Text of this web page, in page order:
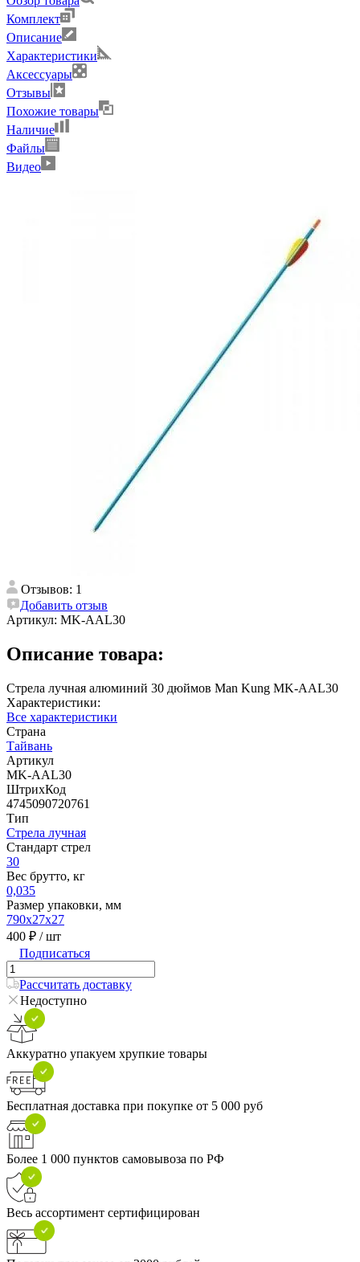
Комплект
Описание
Характеристики
Аксессуары
Отзывы
Похожие товары
Наличие
Файлы
Видео
Отзывов: 1
Добавить отзыв
Артикул: MK-AAL30
Описание товара:
Стрела лучная алюминий 30 дюймов Man Kung MK-AAL30
Характеристики:
Все характеристики
Страна
Тайвань
Артикул
MK-AAL30
ШтрихКод
4745090720761
Тип
Стрела лучная
Стандарт стрел
30
Вес брутто, кг
0,035
Размер упаковки, мм
790х27х27
400 ₽ / шт
Подписаться
Рассчитать доставку
Недоступно
Аккуратно упакуем хрупкие товары
Бесплатная доставка при покупке от 5 000 руб
Более 1 000 пунктов самовывоза по РФ
Весь ассортимент сертифицирован